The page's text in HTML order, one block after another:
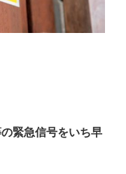
緊急信号をいち早